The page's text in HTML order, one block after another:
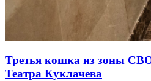
Третья кошка из зоны СВО
Театра Куклачева